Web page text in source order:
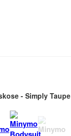
- Simply Taupe